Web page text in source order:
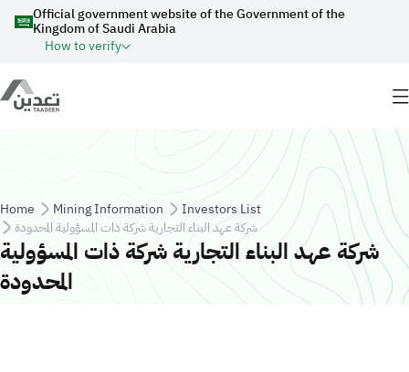
Skip to main content
Official government website of the Government of the
Kingdom of Saudi Arabia
How to verify
Breadcrumb
Home Mining Information
Investors List
شركة عهد البناء التجارية شركة ذات المسؤولية المحدودة
شركة عهد البناء التجارية شركة ذات المسؤولية
المحدودة